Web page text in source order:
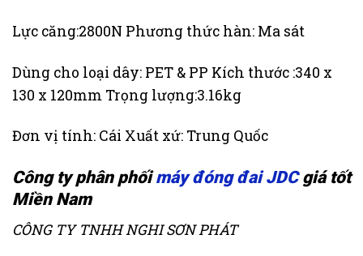
Lực căng:2800N Phương thức hàn: Ma sát
Dùng cho loại dây: PET & PP Kích thước :340 x
130 x 120mm Trọng lượng:3.16kg
Đơn vị tính: Cái Xuất xứ: Trung Quốc
Công ty phân phốimáy đóng đai JDCgiá tốt
Miền Nam
CÔNG TY TNHH NGHI SƠN PHÁT